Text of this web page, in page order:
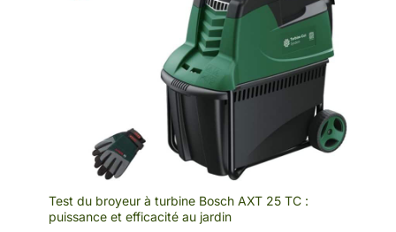
Test du broyeur à turbine Bosch AXT 25 TC :
puissance et efficacité au jardin